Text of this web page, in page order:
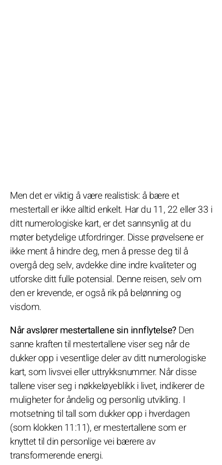
Men det er viktig å være realistisk: å bære et
mestertall er ikke alltid enkelt. Har du 11, 22 eller 33 i
ditt numerologiske kart, er det sannsynlig at du
møter betydelige utfordringer. Disse prøvelsene er
ikke ment å hindre deg, men å presse deg til å
overgå deg selv, avdekke dine indre kvaliteter og
utforske ditt fulle potensial. Denne reisen, selv om
den er krevende, er også rik på belønning og
visdom.
Når avslører mestertallene sin innflytelse?Den
sanne kraften til mestertallene viser seg når de
dukker opp i vesentlige deler av ditt numerologiske
kart, som livsvei eller uttrykksnummer. Når disse
tallene viser seg i nøkkeløyeblikk i livet, indikerer de
muligheter for åndelig og personlig utvikling. I
motsetning til tall som dukker opp i hverdagen
(som klokken 11:11), er mestertallene som er
knyttet til din personlige vei bærere av
transformerende energi.